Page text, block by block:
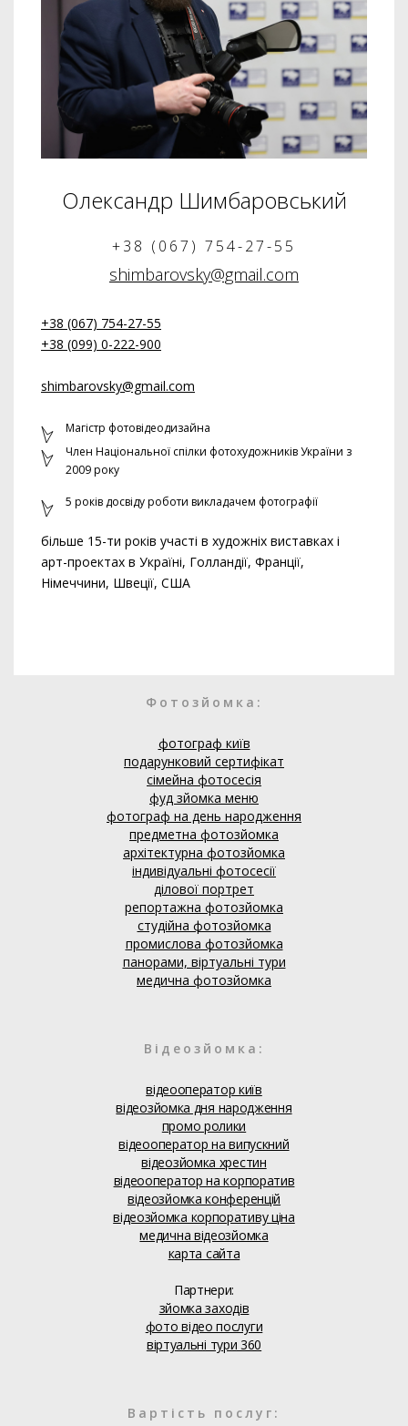
Олександр Шимбаровський
+38 (067) 754-27-55
shimbarovsky@gmail.com
+38 (067) 754-27-55
+38 (099) 0-222-900
shimbarovsky@gmail.com
Магістр фотовідеодизайна
Член Національної спілки фотохудожників України з
2009 року
5 років досвіду роботи викладачем фотографії
більше 15-ти років участі в художніх виставках і
арт-проектах в Україні, Голландії, Франції,
Німеччини, Швеції, США
Фотозйомка:
фотограф київ
подарунковий сертифікат
сімейна фотосесія
фуд зйомка меню
фотограф на день народження
предметна фотозйомка
архітектурна фотозйомка
індивідуальні фотосесії
ділової портрет
репортажна фотозйомка
студійна фотозйомка
промислова фотозйомка
панорами, віртуальні тури
медична фотозйомка
Відеозйомка:
відеооператор київ
відеозйомка дня народження
промо ролики
відеооператор на випускний
відеозйомка хрестин
відеооператор на корпоратив
відеозйомка конференцій
відеозйомка корпоративу ціна
медична відеозйомка
карта сайта
Партнери:
зйомка заходів
фото відео послуги
віртуальні тури 360
Вартість послуг: